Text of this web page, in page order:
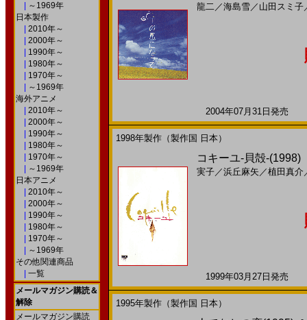
～1969年
日本製作
2010年～
2000年～
1990年～
1980年～
1970年～
～1969年
海外アニメ
2010年～
2000年～
1990年～
1980年～
1970年～
～1969年
日本アニメ
2010年～
2000年～
1990年～
1980年～
1970年～
～1969年
その他関連商品
一覧
メールマガジン購読＆
解除
メールマガジン購読
龍二／海島雪／ 山田スミ子
2004年07月31日発売
1998年製作（製作国 日本）
コキーユ-貝殻-(1998)
実子／浜丘麻矢 ／植田真介
1999年03月27日発売
1995年製作（製作国 日本）